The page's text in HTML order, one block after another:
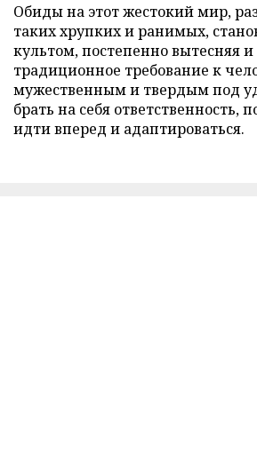
Обиды на этот жестокий мир,
таких хрупких и ранимых,
культом, постепенно вытесняя
традиционное требование к
мужественным и твердым под
брать на себя ответственность,
идти вперед и адаптироваться.